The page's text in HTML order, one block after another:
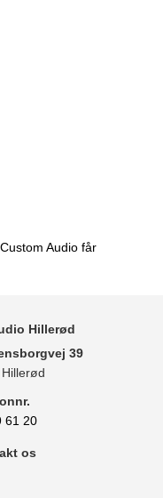
Audio får
Hillerød
39
61 20
os